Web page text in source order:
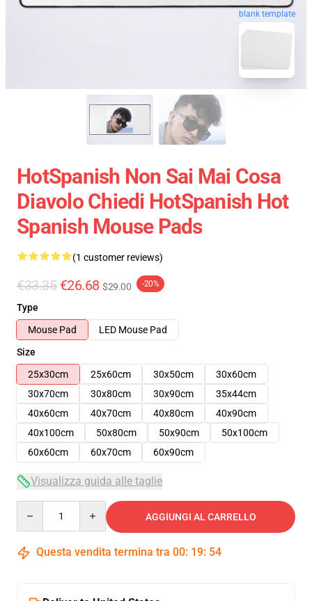
blank template
HotSpanish Non Sai Mai Cosa
Diavolo Chiedi HotSpanish Hot
Spanish Mouse Pads
(1 customer reviews)
€33.35 €26.68 $29.00 -20%
Type
Mouse Pad
LED Mouse Pad
Size
25x30cm
25x60cm 30x50cm
30x60cm
30x70cm
30x80cm 30x90cm
35x44cm
40x60cm
40x70cm 40x80cm
40x90cm
40x100cm
50x80cm 50x90cm
50x100cm
60x60cm
60x70cm 60x90cm
Visualizza guida alle taglie
AGGIUNGI AL CARRELLO
Questa vendita termina tra 00: 19: 54